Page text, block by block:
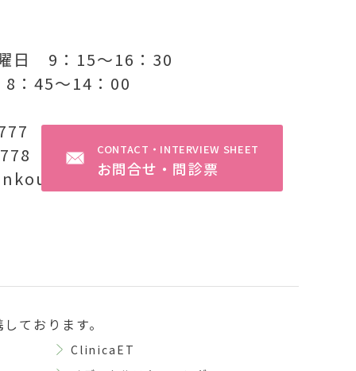
CONTACT・INTERVIEW SHEET
お問合せ・問診票
日 9：15〜16：30
8：45〜14：00
zoushin.com
ております。
ClinicaET